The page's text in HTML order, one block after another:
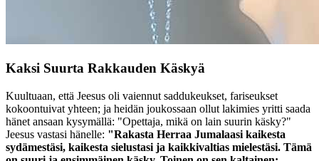
Kaksi Suurta Rakkauden Käskyä
Kuultuaan, että Jeesus oli vaiennut saddukeukset, fariseukset
kokoontuivat yhteen; ja heidän joukossaan ollut lakimies yritti saada
hänet ansaan kysymällä: "Opettaja, mikä on lain suurin käsky?"
Jeesus vastasi hänelle: "Rakasta Herraa Jumalaasi kaikesta
sydämestäsi, kaikesta sielustasi ja kaikkivaltias mielestäsi. Tämä